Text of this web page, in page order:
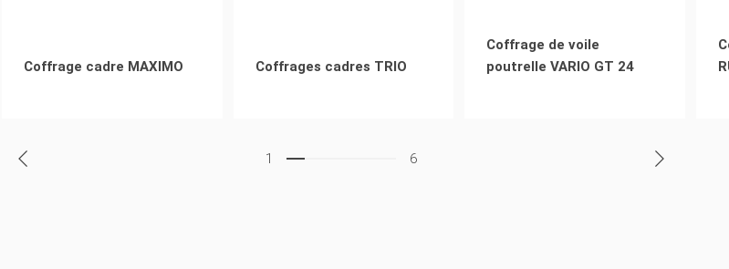
Coffrage cadre MAXIMO Coffrages cadres TRIO
Coffrage de voile
poutrelle VARIO GT 24
1 6